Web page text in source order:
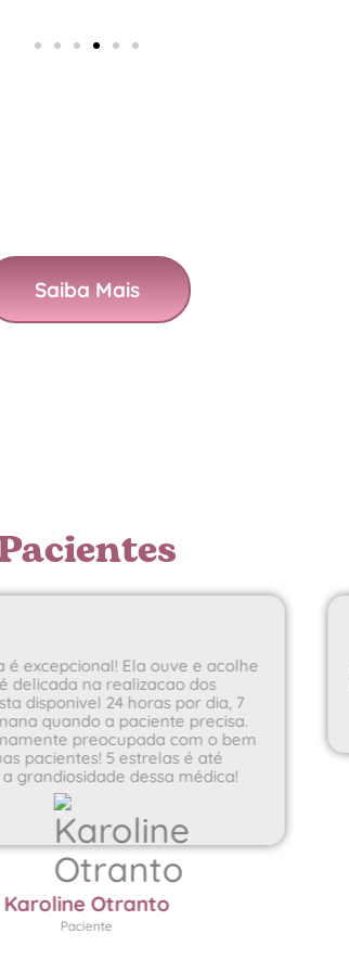
Saiba Mais
Karoline Otranto
Paciente
é excepcional! Ela ouve e acolhe
delicada na realizacao dos
disponivel 24 horas por dia, 7
quando a paciente precisa.
preocupada com o bem
pacientes! 5 estrelas é até
grandiosidade dessa médica!